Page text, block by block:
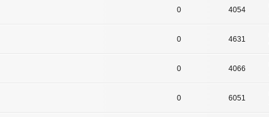
0 4054
0 4631
0 4066
0 6051